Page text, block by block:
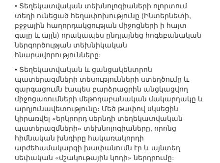
• Տեղեկատվական տեխնոլոգիաների ոլորտում
տեղի ունեցած հեղափոխությունը (Ինտերնետի,
բջջային հաղորդակցության միջոցների ի հայտ
գալը և այլն) որակապես ընդլայնեց հոգեբանական
ներգործության տեխնիկական
հնարավորությունները։
• Տեղեկատվական և ցանցակենտրոն
պատերազմների տեսությունների ստեղծումը և
զարգացումն էապես բարձրացրին անցկացվող
միջոցառումների մեթոդաբանական մակարդակը և
արդյունավետությունը։ Մեծ թափով սկսեցին
կիրառվել «երկրորդ սերնդի տեղեկատվական
պատերազմների» տեխնոլոգիաները, որոնց
հիմնական խնդիրը հակառակորդի
արժեհամակարգի խափանումն էր և այնտեղ
սեփական «մշակութային կոդի» ներդրումը։